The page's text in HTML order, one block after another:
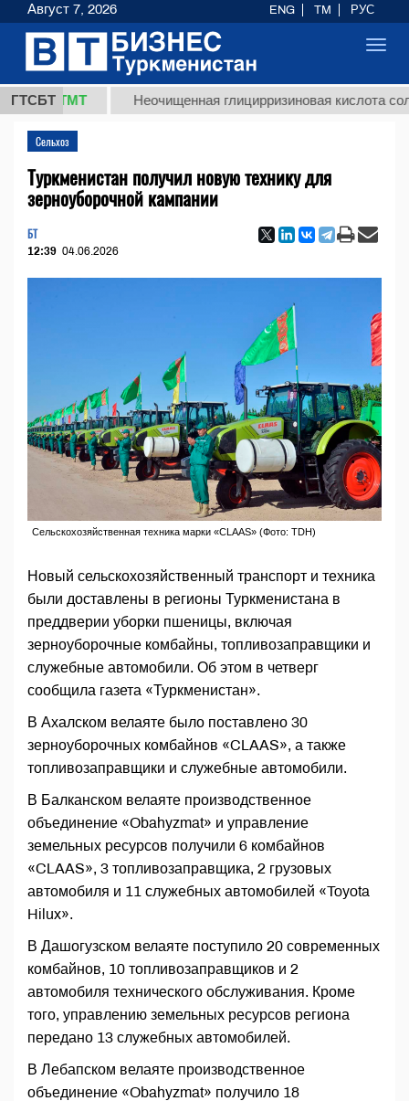
ГТСБТ
ТМТ Неочищенная глицирризиновая кислота
Сельхоз
Туркменистан получил новую технику для
зерноуборочной кампании
БТ
12:39 04.06.2026
Сельскохозяйственная техника марки «CLAAS» (Фото: TDH)
Новый сельскохозяйственный транспорт и техника
были доставлены в регионы Туркменистана в
преддверии уборки пшеницы, включая
зерноуборочные комбайны, топливозаправщики и
служебные автомобили. Об этом в четверг
сообщила газета «Туркменистан».
В Ахалском велаяте было поставлено 30
зерноуборочных комбайнов «CLAAS», а также
топливозаправщики и служебные автомобили.
В Балканском велаяте производственное
объединение «Obahyzmat» и управление
земельных ресурсов получили 6 комбайнов
«CLAAS», 3 топливозаправщика, 2 грузовых
автомобиля и 11 служебных автомобилей «Toyota
Hilux».
В Дашогузском велаяте поступило 20 современных
комбайнов, 10 топливозаправщиков и 2
автомобиля технического обслуживания. Кроме
того, управлению земельных ресурсов региона
передано 13 служебных автомобилей.
В Лебапском велаяте производственное
объединение «Obahyzmat» получило 18
Август 7, 2026 ENG TM РУС